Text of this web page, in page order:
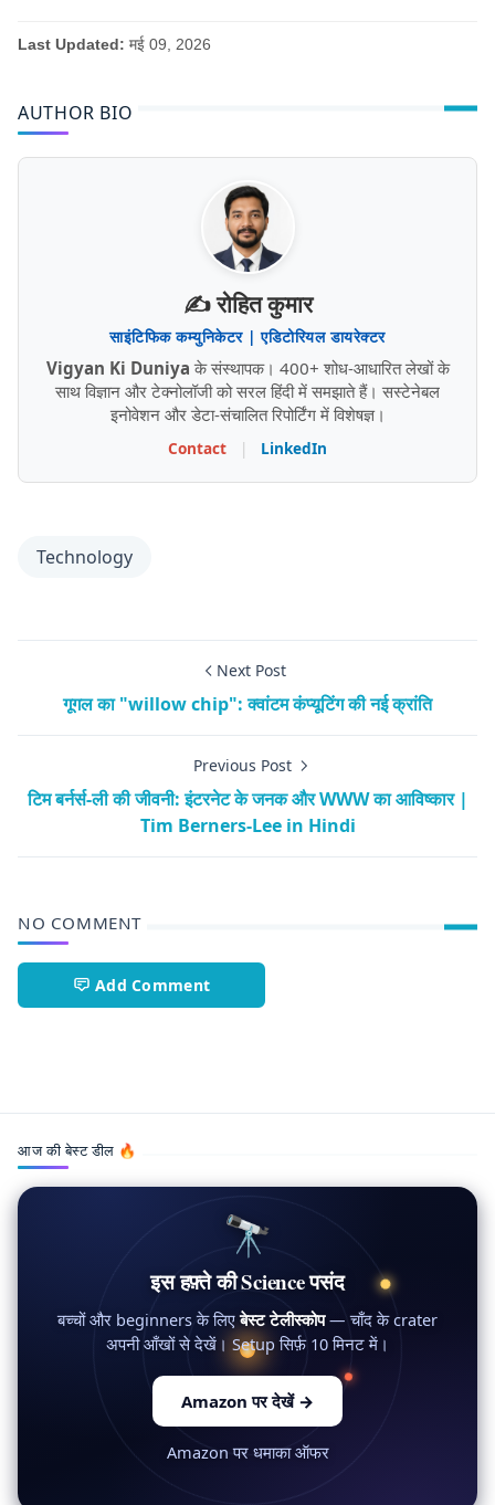
Last Updated: मई 09, 2026
AUTHOR BIO
✍️ रोहित कुमार
साइंटिफिक कम्युनिकेटर | एडिटोरियल डायरेक्टर
Vigyan Ki Duniya के संस्थापक। 400+ शोध-आधारित लेखों के
साथ विज्ञान और टेक्नोलॉजी को सरल हिंदी में समझाते हैं। सस्टेनेबल
इनोवेशन और डेटा-संचालित रिपोर्टिंग में विशेषज्ञ।
Contact | LinkedIn
Technology
Next Post
गूगल का "willow chip": क्वांटम कंप्यूटिंग की नई क्रांति
Previous Post
टिम बर्नर्स-ली की जीवनी: इंटरनेट के जनक और WWW का आविष्कार |
Tim Berners-Lee in Hindi
NO COMMENT
Add Comment
आज की बेस्ट डील 🔥
🔭
इस हफ़्ते की Science पसंद
बच्चों और beginners के लिएबेस्ट टेलीस्कोप— चाँद के crater
अपनी आँखों से देखें। Setup सिर्फ़ 10 मिनट में।
Amazon पर देखें →
Amazon पर धमाका ऑफर